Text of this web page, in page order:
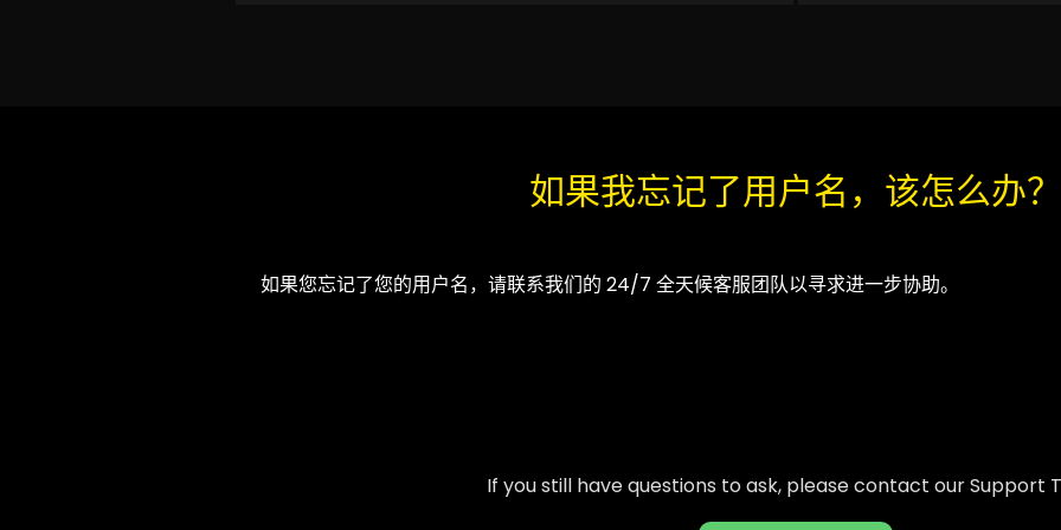
如果我忘记了用户名，该怎么办？
如果您忘记了您的用户名，请联系我们的 24/7 全天候客服团队以寻求进一步协助。
If you still have questions to ask, please contact our Support